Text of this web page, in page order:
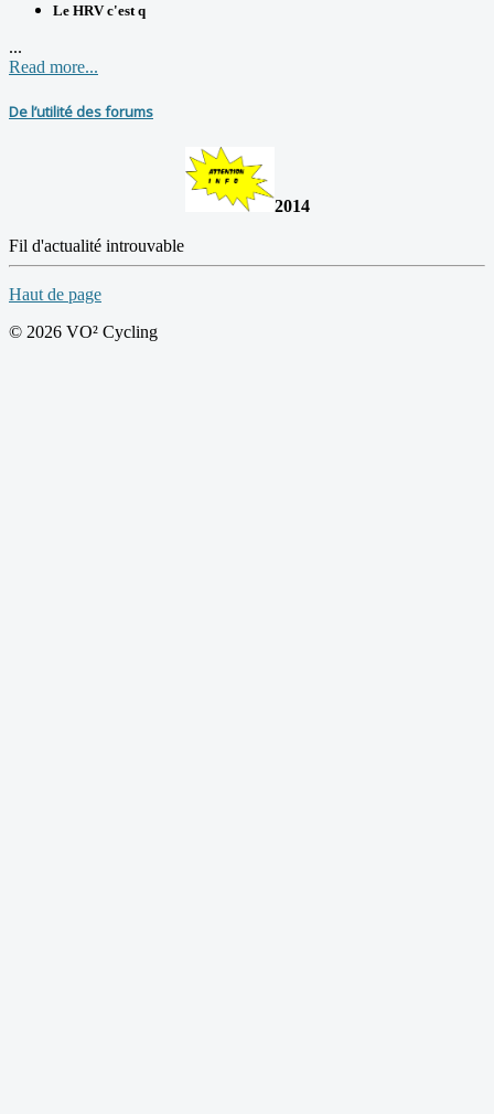
Le HRV c'est q
...
Read more...
De l’utilité des forums
2014
Fil d'actualité introuvable
Haut de page
© 2026 VO² Cycling